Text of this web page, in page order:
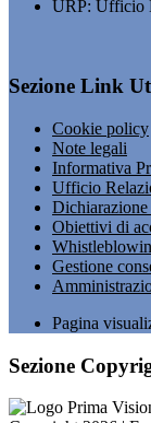
URP: Ufficio
Sezione Link
Cookie policy
Note legali
Informativa
Ufficio
Dichiarazione
Obiettivi di
Gestione
Pagina
Sezione